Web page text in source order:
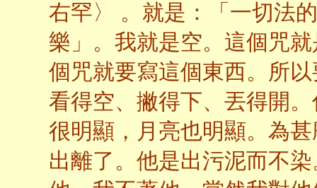
右罕〉 。就是：「一切法
樂」。我就是空。這個咒
個咒就要寫這個東西。所
看得空、撇得下、丟得開
很明顯，月亮也明顯。為
出離了。他是出污泥而不